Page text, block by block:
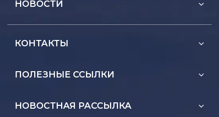
НОВОСТИ
КОНТАКТЫ
ПОЛЕЗНЫЕ ССЫЛКИ
НОВОСТНАЯ РАССЫЛКА